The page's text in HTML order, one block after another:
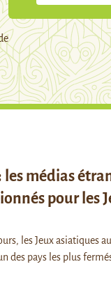
médias
pour les
les Jeux asiatiques
des pays les plus